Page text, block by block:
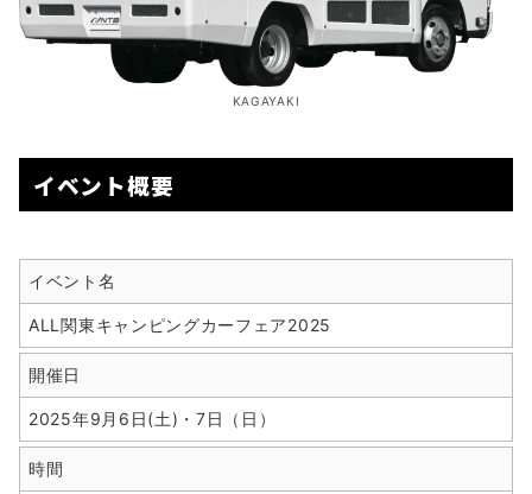
KAGAYAKI
イベント概要
イベント名
ALL関東キャンピングカーフェア2025
開催日
2025年9月6日(土)・7日（日）
時間